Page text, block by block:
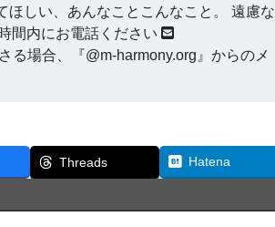
ほしい、あんなことこんなこと。 遠慮な
間内にお電話ください
る場合、『@m-harmony.org』からのメ
Threads Hatena